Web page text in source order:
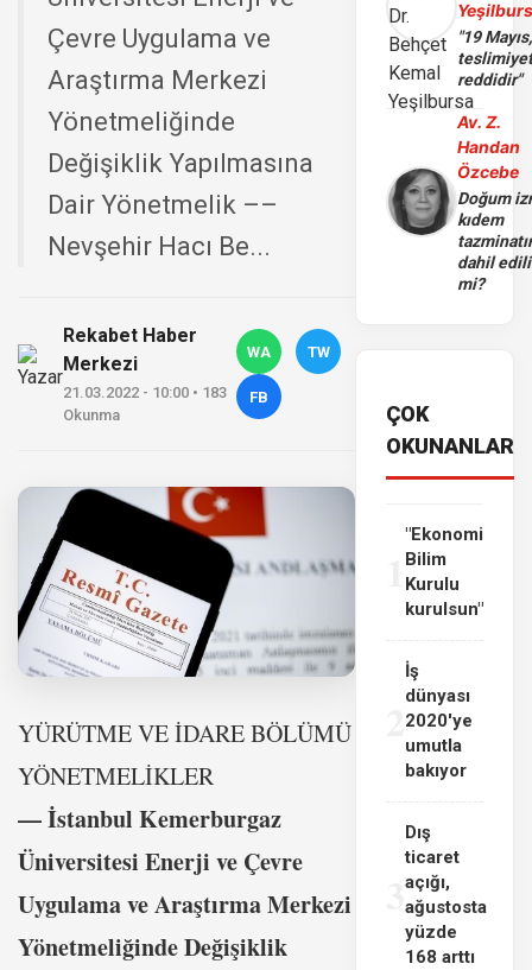
Çevre Uygulama ve
Araştırma Merkezi
Yönetmeliğinde
Değişiklik Yapılmasına
Dair Yönetmelik ––
Nevşehir Hacı Be...
Rekabet Haber
Merkezi
21.03.2022 - 10:00 • 183
Okunma
WA TW
FB
YÜRÜTME VE İDARE BÖLÜMÜ
YÖNETMELİKLER
–– İstanbul Kemerburgaz
Üniversitesi Enerji ve Çevre
Uygulama ve Araştırma Merkezi
Yönetmeliğinde Değişiklik
"19 Mayıs,
reddidir"
Av. Z.
Handan
Özcebe
Doğum
kıdem
dahil
mi?
ÇOK
OKUNANLAR
"Ekonomi
Bilim
Kurulu
kurulsun"
İş
dünyası
2020'ye
umutla
bakıyor
3
Dış
ticaret
açığı,
ağustosta
yüzde
168 arttı